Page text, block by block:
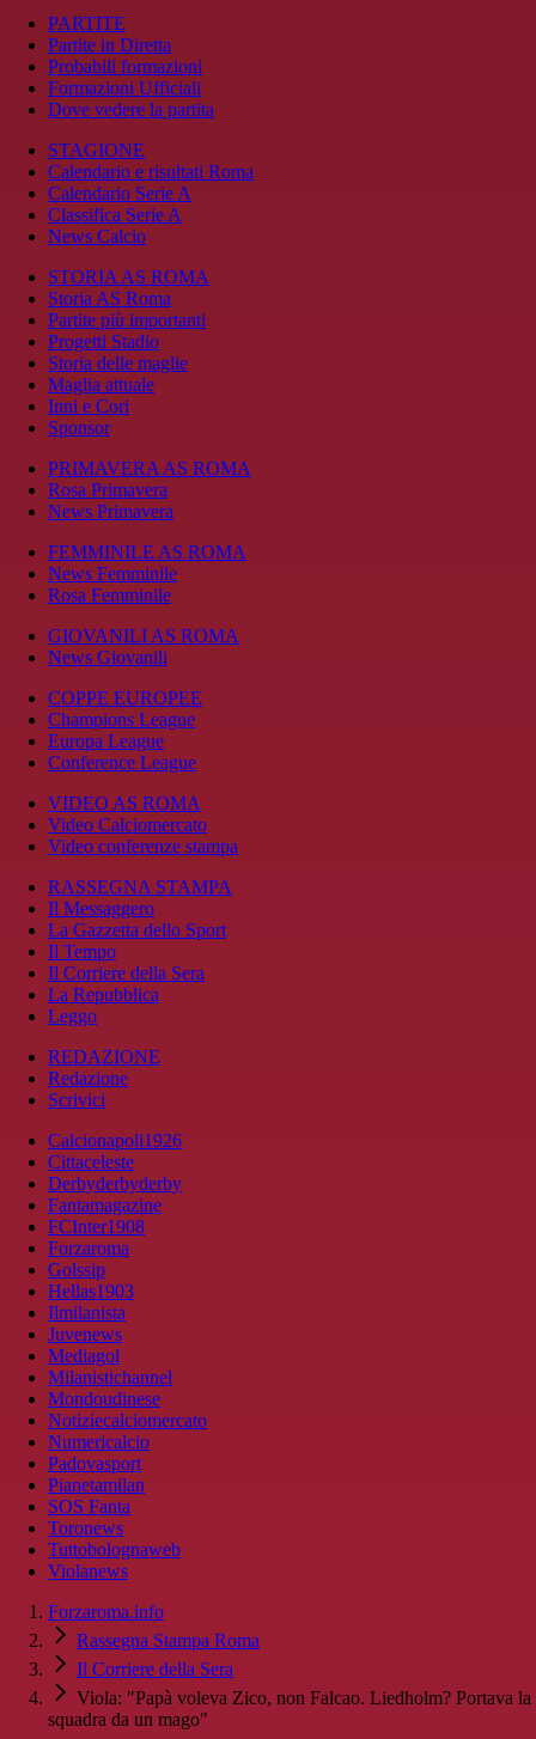
PARTITE
Partite in Diretta
Probabili formazioni
Formazioni Ufficiali
Dove vedere la partita
STAGIONE
Calendario e risultati Roma
Calendario Serie A
Classifica Serie A
News Calcio
STORIA AS ROMA
Storia AS Roma
Partite più importanti
Progetti Stadio
Storia delle maglie
Maglia attuale
Inni e Cori
Sponsor
PRIMAVERA AS ROMA
Rosa Primavera
News Primavera
FEMMINILE AS ROMA
News Femminile
Rosa Femminile
GIOVANILI AS ROMA
News Giovanili
COPPE EUROPEE
Champions League
Europa League
Conference League
VIDEO AS ROMA
Video Calciomercato
Video conferenze stampa
RASSEGNA STAMPA
Il Messaggero
La Gazzetta dello Sport
Il Tempo
Il Corriere della Sera
La Repubblica
Leggo
REDAZIONE
Redazione
Scrivici
Calcionapoli1926
Cittaceleste
Derbyderbyderby
Fantamagazine
FCInter1908
Forzaroma
Golssip
Hellas1903
Ilmilanista
Juvenews
Mediagol
Milanistichannel
Mondoudinese
Notiziecalciomercato
Numericalcio
Padovasport
Pianetamilan
SOS Fanta
Toronews
Tuttobolognaweb
Violanews
Forzaroma.info
Rassegna Stampa Roma
Il Corriere della Sera
Viola: "Papà voleva Zico, non Falcao. Liedholm? Portava la
squadra da un mago"